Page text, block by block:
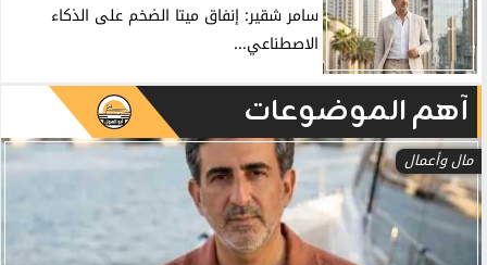
سامر شقير: إنفاق ميتا الضخم على الذكاء
الاصطناعي...
آهم الموضوعات
مال وأعمال